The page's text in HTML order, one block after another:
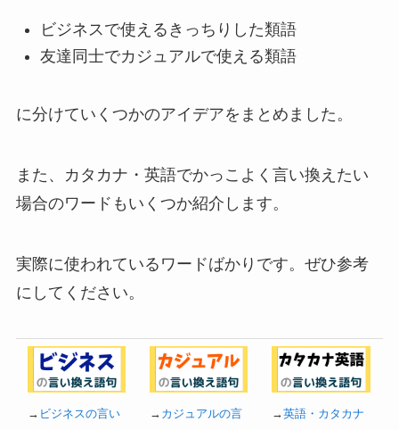
ビジネスで使えるきっちりした類語
友達同士でカジュアルで使える類語
に分けていくつかのアイデアをまとめました。
また、カタカナ・英語でかっこよく言い換えたい
場合のワードもいくつか紹介します。
実際に使われているワードばかりです。ぜひ参考
にしてください。
→ ビジネスの言い
→ カジュアルの言
→英語・カタカナ